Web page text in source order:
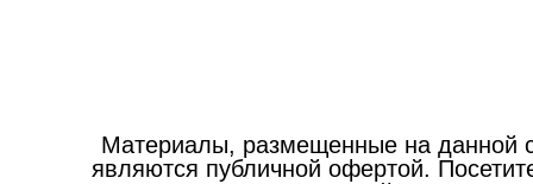
Материалы, размещенные на данной
являются публичной офертой.